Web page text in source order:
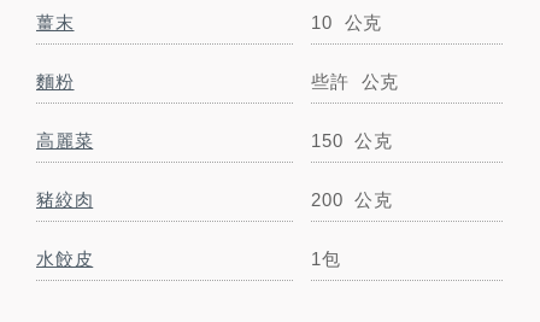
薑末 10 公克
麵粉 些許 公克
高麗菜 150 公克
豬絞肉 200 公克
水餃皮 1包
小磨坊黑胡椒粉 適量 公克
調味料
醬油 適量 毫升
STEP BY STEP
跟著步驟一起做料理